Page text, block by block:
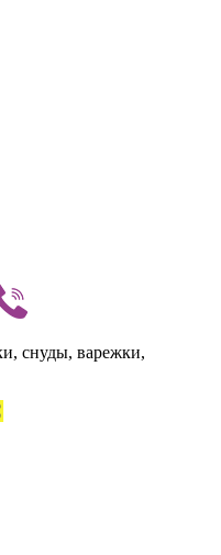
снуды, варежки,